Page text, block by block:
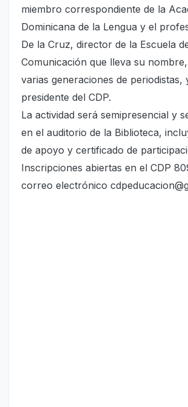
miembro correspondiente de la
Dominicana de la Lengua y el
De la Cruz, director de la Escuela
Comunicación que lleva su
varias generaciones de periodistas,
presidente del CDP.
La actividad será semipresencial y
en el auditorio de la Biblioteca,
de apoyo y certificado de
Inscripciones abiertas en el CDP
correo electrónico